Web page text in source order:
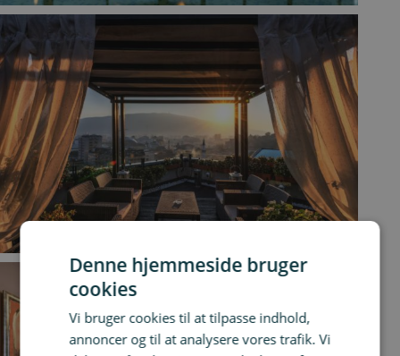
Denne hjemmeside bruger
cookies
Vi bruger cookies til at tilpasse indhold,
annoncer og til at analysere vores trafik. Vi